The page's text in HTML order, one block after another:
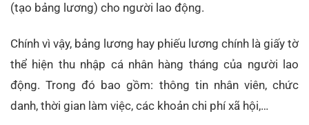
(tạo bảng lương) cho người lao động.
Chính vì vậy, bảng lương hay phiếu lương chính là giấy tờ
thể hiện thu nhập cá nhân hàng tháng của người lao
động. Trong đó bao gồm: thông tin nhân viên, chức
danh, thời gian làm việc, các khoản chi phí xã hội,…